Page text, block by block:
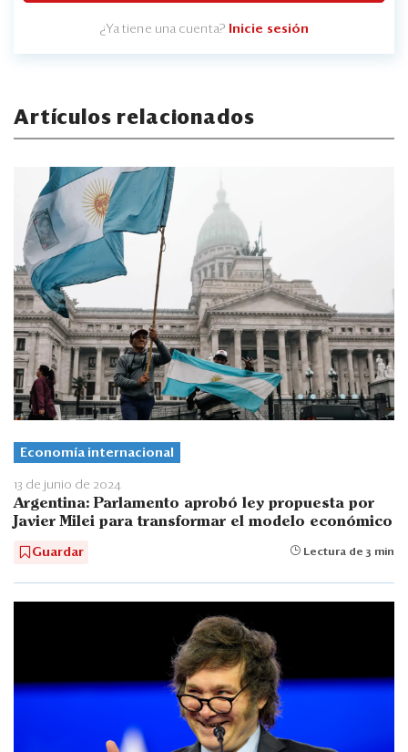
¿Ya tiene una cuenta? Inicie sesión
Artículos relacionados
Economía internacional
13 de junio de 2024
Argentina: Parlamento aprobó ley propuesta por
Javier Milei para transformar el modelo económico
Guardar Lectura de 3 min